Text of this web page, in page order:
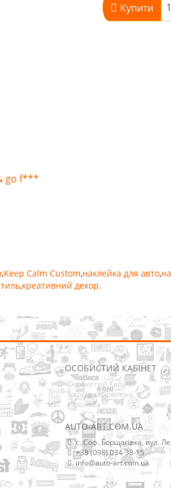
Купити
go f***
,Keep Calm Custom,наклейка для авто,
,креативний декор.
ОСОБИСТИЙ КАБІНЕТ
Особистий Кабінет
Історія замовлень
Розсилка
AUTO-ART.COM.UA
с. Соф. Борщагівка, вул.
+38 (098) 034-38-15
info@auto-art.com.ua